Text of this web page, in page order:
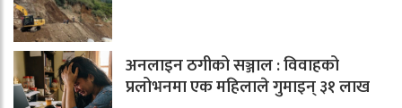
अनलाइन ठगीको सञ्जाल : विवाहको
प्रलोभनमा एक महिलाले गुमाइन् ३१ लाख